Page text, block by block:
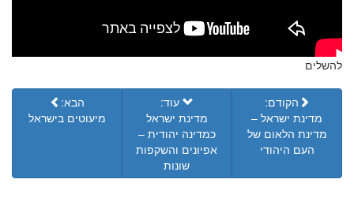
להשלים
הקודם:
מדינת ישראל –
מדינת הלאום של
העם היהודי
עוד:
מדינת ישראל
כמדינה יהודית –
אפיונים והשקפות
שונות
הבא:
מיעוטים בישראל